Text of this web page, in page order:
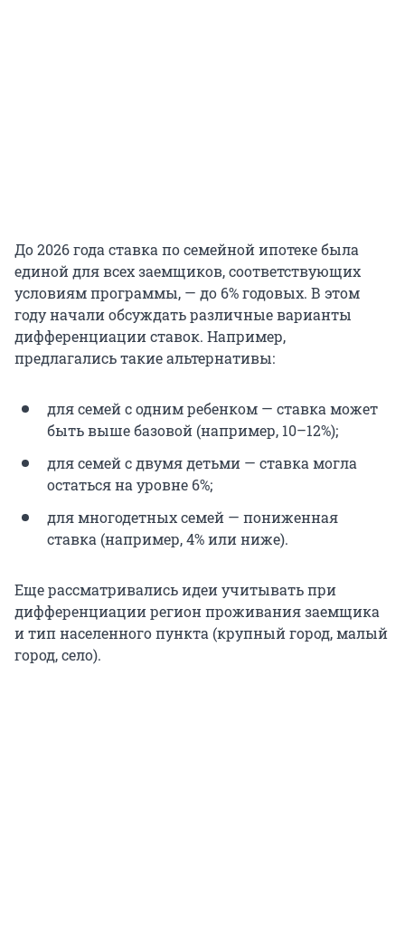
До 2026 года ставка по семейной ипотеке была
единой для всех заемщиков, соответствующих
условиям программы, — до 6% годовых. В этом
году начали обсуждать различные варианты
дифференциации ставок. Например,
предлагались такие альтернативы:
для семей с одним ребенком — ставка может
быть выше базовой (например, 10–12%);
для семей с двумя детьми — ставка могла
остаться на уровне 6%;
для многодетных семей — пониженная
ставка (например, 4% или ниже).
Еще рассматривались идеи учитывать при
дифференциации регион проживания заемщика
и тип населенного пункта (крупный город, малый
город, село).